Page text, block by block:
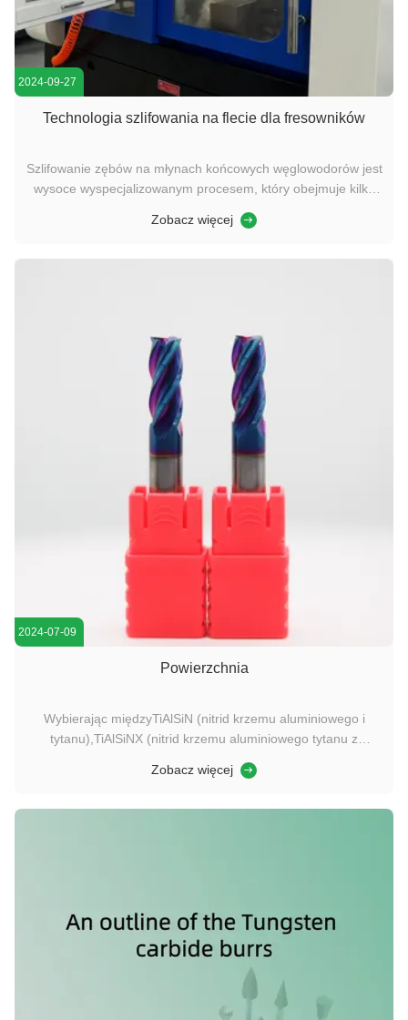
2024-09-27
Technologia szlifowania na flecie dla fresowników
Szlifowanie zębów na młynach końcowych węglowodorów jest
wysoce wyspecjalizowanym procesem, który obejmuje kilka
wydajności cięcia.: 1. Wybór materiału Młyny końcowe na
Zobacz więcej
2024-07-09
Powierzchnia
Wybierając międzyTiAlSiN (nitrid krzemu aluminiowego i
tytanu),TiAlSiNX (nitrid krzemu aluminiowego tytanu z
aluminium)dlamłyny końcowe, ważne jest, aby ocenić
Zobacz więcej